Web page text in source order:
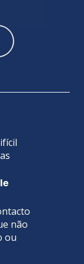
não
ou